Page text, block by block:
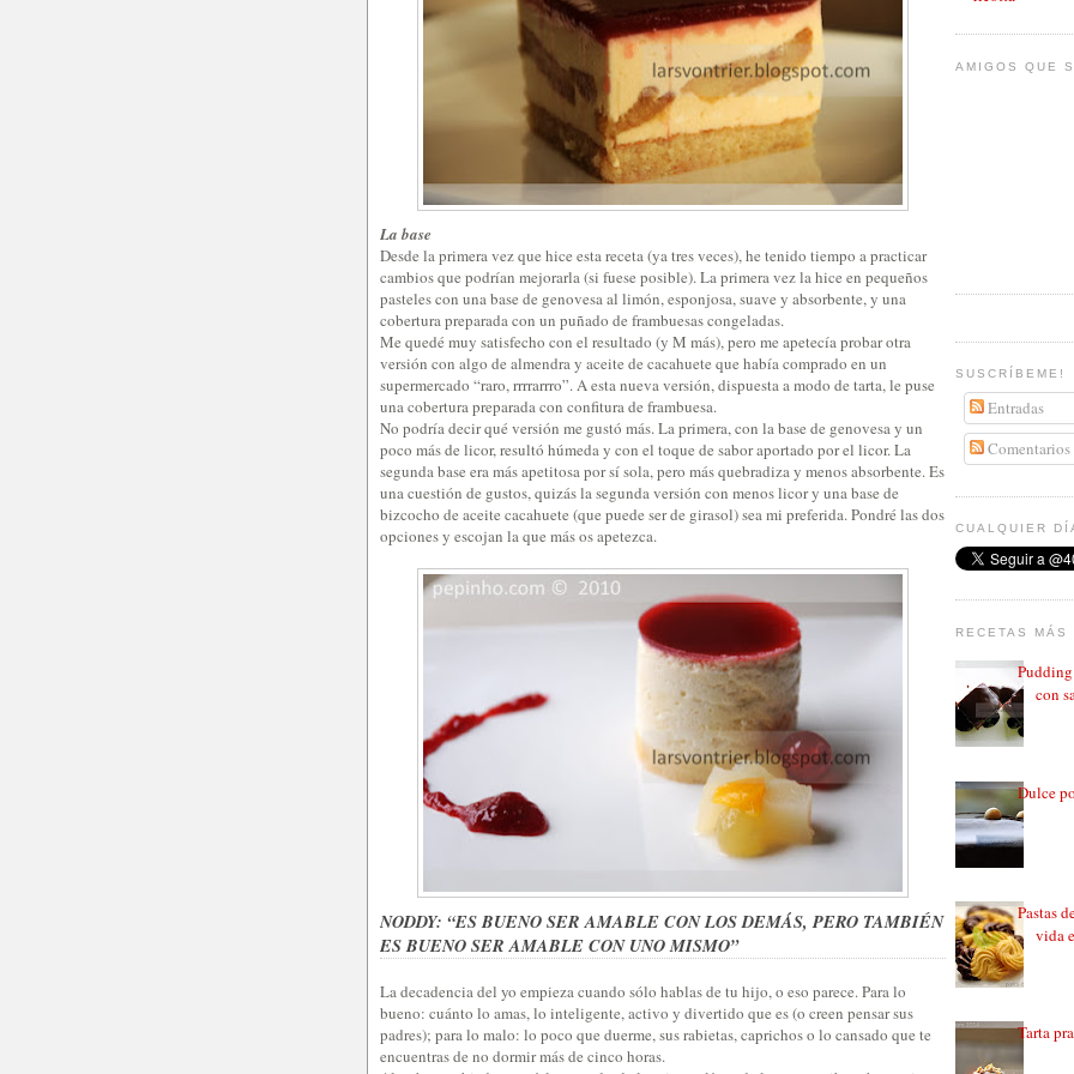
La base
Desde la primera vez que hice esta receta (ya tres veces), he tenido tiempo a practicar
cambios que podrían mejorarla (si fuese posible). La primera vez la hice en pequeños
pasteles con una base de genovesa al limón, esponjosa, suave y absorbente, y una
cobertura preparada con un puñado de frambuesas congeladas.
Me quedé muy satisfecho con el resultado (y M más), pero me apetecía probar otra
versión con algo de almendra y aceite de cacahuete que había comprado en un
supermercado “raro, rrrrarrro”. A esta nueva versión, dispuesta a modo de tarta, le puse
una cobertura preparada con confitura de frambuesa.
No podría decir qué versión me gustó más. La primera, con la base de genovesa y un
poco más de licor, resultó húmeda y con el toque de sabor aportado por el licor. La
segunda base era más apetitosa por sí sola, pero más quebradiza y menos absorbente. Es
una cuestión de gustos, quizás la segunda versión con menos licor y una base de
bizcocho de aceite cacahuete (que puede ser de girasol) sea mi preferida. Pondré las dos
opciones y escojan la que más os apetezca.
NODDY: “ES BUENO SER AMABLE CON LOS DEMÁS, PERO TAMBIÉN
ES BUENO SER AMABLE CON UNO MISMO”
La decadencia del yo empieza cuando sólo hablas de tu hijo, o eso parece. Para lo
bueno: cuánto lo amas, lo inteligente, activo y divertido que es (o creen pensar sus
padres); para lo malo: lo poco que duerme, sus rabietas, caprichos o lo cansado que te
encuentras de no dormir más de cinco horas.
AMIGOS QUE
SUSCRÍBEME!
Entradas
Comentarios
CUALQUIER
RECETAS MÁS
con
Dulce
Pastas
vida
Tarta